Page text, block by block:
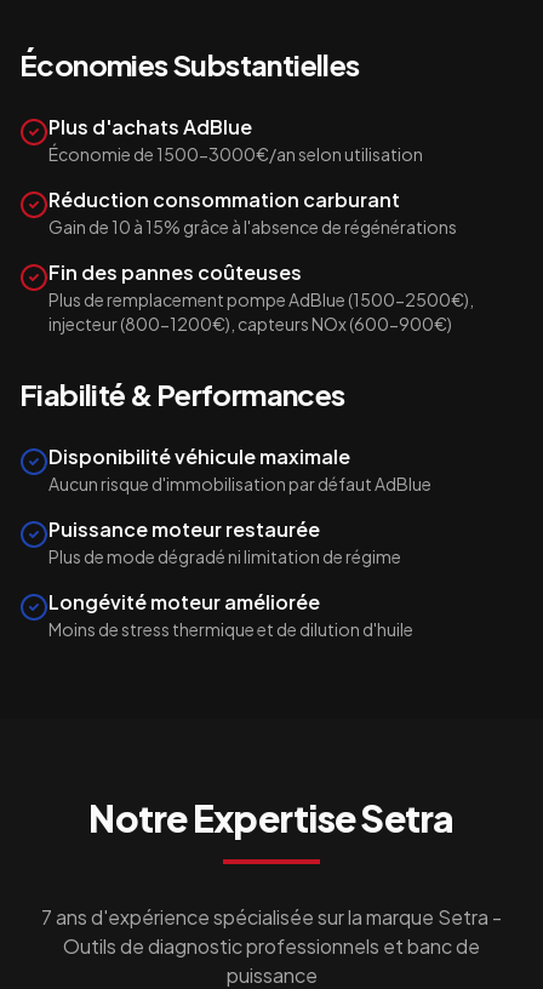
Économies Substantielles
Plus d'achats AdBlue
Économie de 1500-3000€/an selon utilisation
Réduction consommation carburant
Gain de 10 à 15% grâce à l'absence de régénérations
Fin des pannes coûteuses
Plus de remplacement pompe AdBlue (1500-2500€),
injecteur (800-1200€), capteurs NOx (600-900€)
Fiabilité & Performances
Disponibilité véhicule maximale
Aucun risque d'immobilisation par défaut AdBlue
Puissance moteur restaurée
Plus de mode dégradé ni limitation de régime
Longévité moteur améliorée
Moins de stress thermique et de dilution d'huile
Notre ExpertiseSetra
7 ans d'expérience spécialisée sur la marque Setra -
Outils de diagnostic professionnels et banc de
puissance